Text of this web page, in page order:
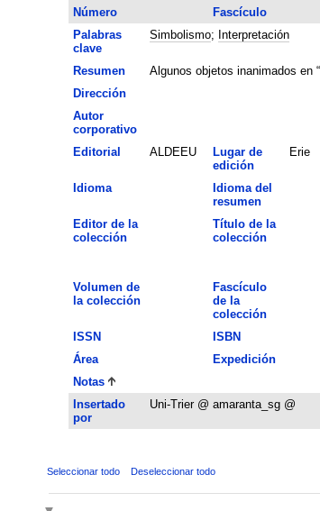
Número
Fascículo
Palabras
clave
Simbolismo; Interpretación
Resumen
Algunos objetos inanimados en
Dirección
Autor
corporativo
Editorial ALDEEU
Lugar de
edición
Erie
Idioma
Idioma del
resumen
Editor de la
colección
Título de la
colección
Volumen de
la colección
Fascículo
de la
colección
ISSN ISBN
Área
Expedición
Notas
Insertado
por
Uni-Trier @ amaranta_sg @
Seleccionar todo Deseleccionar todo